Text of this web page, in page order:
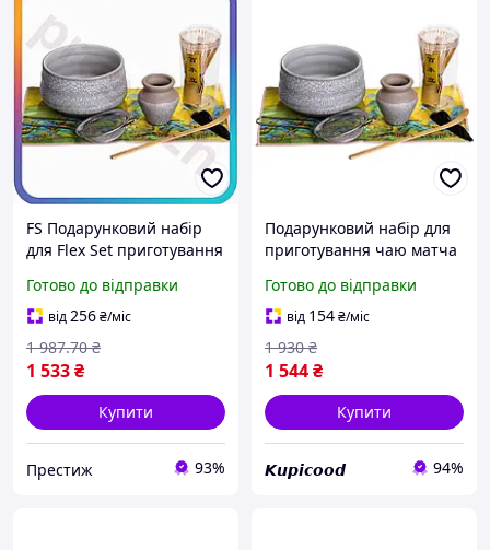
FS Подарунковий набір
для Flex Set приготування
кераміка для чайної
церемонії зе SET18-F
Готово до відправки
від256₴/міс
1 533₴
1 987.70 ₴
Купити
Престиж 93%
Подарунковий набір для
приготування чаю матча
35
Готово до відправки
від 154₴/міс
1 544₴
1 930 ₴
Купити
𝙆𝙪𝙥𝙞𝙘𝙤𝙤𝙙 94%